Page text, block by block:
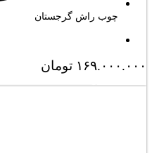
چوب راش گرجستان
۱۶۹.۰۰۰.۰۰۰ تومان